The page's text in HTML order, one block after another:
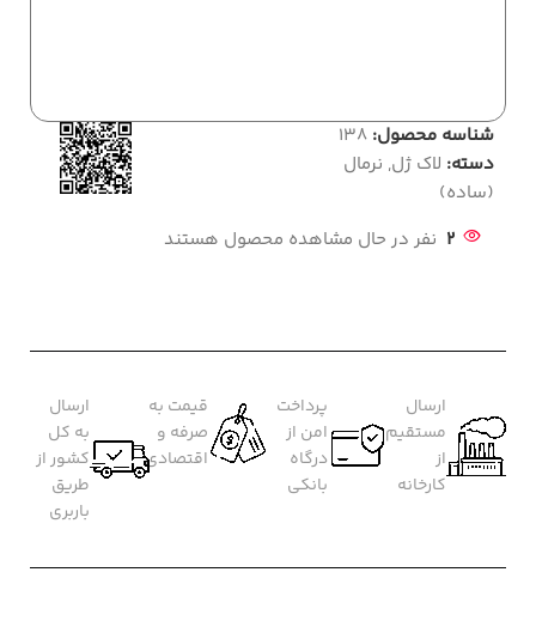
شناسه محصول: 138
دسته: لاک ژل, نرمال
(ساده)
2 نفر در حال مشاهده محصول هستند
ارسال
مستقیم
از
کارخانه
پرداخت
امن از
درگاه
بانکی
قیمت به
صرفه و
اقتصادی
ارسال
به کل
کشور از
طریق
باربری